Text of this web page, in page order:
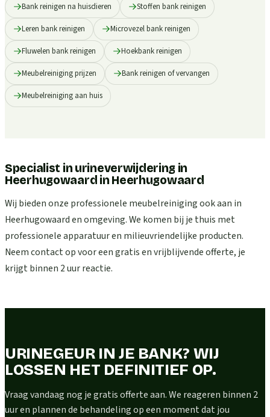
Bank reinigen na huisdieren Stoffen bank reinigen
Leren bank reinigen Microvezel bank reinigen
Fluwelen bank reinigen Hoekbank reinigen
Meubelreiniging prijzen Bank reinigen of vervangen
Meubelreiniging aan huis
Specialist in urineverwijdering in
Heerhugowaard inHeerhugowaard
Wij bieden onze professionele meubelreiniging ook aan in
Heerhugowaard en omgeving. We komen bij je thuis met
professionele apparatuur en milieuvriendelijke producten.
Neem contact op voor een gratis en vrijblijvende offerte, je
krijgt binnen 2 uur reactie.
URINEGEUR IN JE BANK? WIJ
LOSSEN HET DEFINITIEF OP.
Vraag vandaag nog je gratis offerte aan. We reageren binnen 2
uur en plannen de behandeling op een moment dat jou